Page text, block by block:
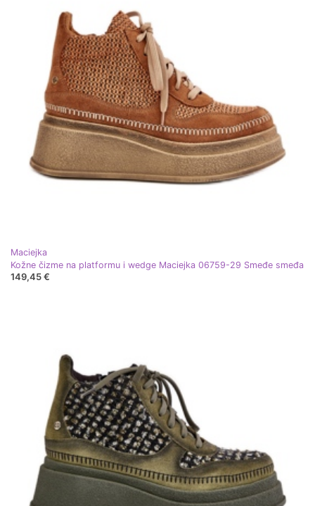
Maciejka
Kožne čizme na platformu i wedge Maciejka 06759-29 Smeđe smeđa
149,45 €